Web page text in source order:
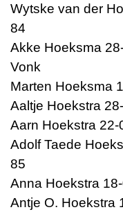
Wytske van der
84
Akke Hoeksma
Vonk
Marten Hoeksma
Aaltje Hoekstra
Aarn Hoekstra
Adolf Taede
85
Anna Hoekstra
Antje O. Hoekstra